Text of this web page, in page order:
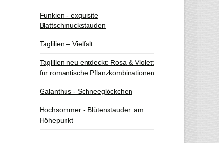
Funkien - exquisite
Blattschmuckstauden
Taglilien – Vielfalt
Taglilien neu entdeckt: Rosa & Violett
für romantische Pflanzkombinationen
Galanthus - Schneeglöckchen
Hochsommer - Blütenstauden am
Höhepunkt